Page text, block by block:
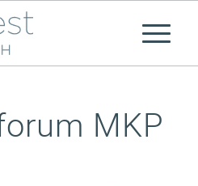
MKP